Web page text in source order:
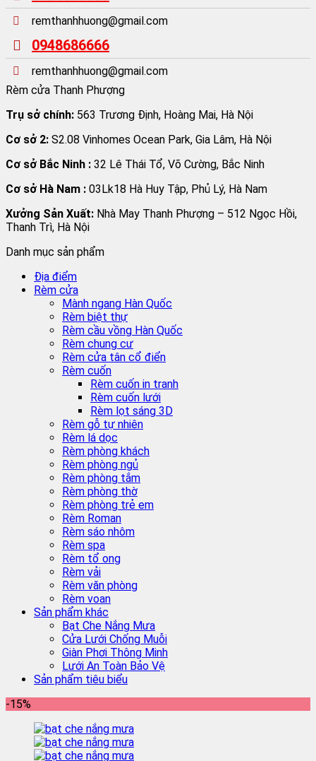
remthanhhuong@gmail.com
0948686666
remthanhhuong@gmail.com
Rèm cửa Thanh Phượng
Trụ sở chính: 563 Trương Định, Hoàng Mai, Hà Nội
Cơ sở 2: S2.08 Vinhomes Ocean Park, Gia Lâm, Hà Nội
Cơ sở Bắc Ninh : 32 Lê Thái Tổ, Võ Cường, Bắc Ninh
Cơ sở Hà Nam : 03Lk18 Hà Huy Tập, Phủ Lý, Hà Nam
Xưởng Sản Xuất: Nhà May Thanh Phượng – 512 Ngọc Hồi,
Thanh Trì, Hà Nội
Danh mục sản phẩm
Địa điểm
Rèm cửa
Mành ngang Hàn Quốc
Rèm biệt thự
Rèm cầu vồng Hàn Quốc
Rèm chung cư
Rèm cửa tân cổ điển
Rèm cuốn
Rèm cuốn in tranh
Rèm cuốn lưới
Rèm lọt sáng 3D
Rèm gỗ tự nhiên
Rèm lá dọc
Rèm phòng khách
Rèm phòng ngủ
Rèm phòng tắm
Rèm phòng thờ
Rèm phòng trẻ em
Rèm Roman
Rèm sáo nhôm
Rèm spa
Rèm tổ ong
Rèm vải
Rèm văn phòng
Rèm voan
Sản phẩm khác
Bạt Che Nắng Mưa
Cửa Lưới Chống Muỗi
Giàn Phơi Thông Minh
Lưới An Toàn Bảo Vệ
Sản phẩm tiêu biểu
-15%